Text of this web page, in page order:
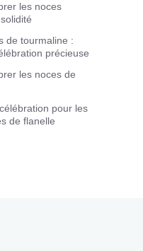
les noces
de tourmaline :
précieuse
les noces de
pour les
de flanelle